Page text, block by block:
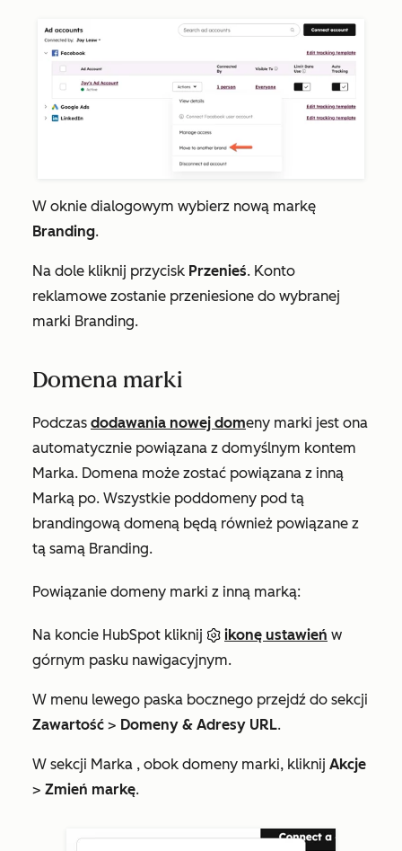
W oknie dialogowym wybierz nową markę
Branding.
Na dole kliknij przycisk Przenieś. Konto
reklamowe zostanie przeniesione do wybranej
marki Branding.
Domena marki
Podczas dodawania nowej domeny marki jest ona
automatycznie powiązana z domyślnym kontem
Marka. Domena może zostać powiązana z inną
Marką po. Wszystkie poddomeny pod tą
brandingową domeną będą również powiązane z
tą samą Branding.
Powiązanie domeny marki z inną marką:
Na koncie HubSpot kliknij ikonę ustawień w
górnym pasku nawigacyjnym.
W menu lewego paska bocznego przejdź do sekcji
Zawartość > Domeny & Adresy URL.
W sekcji Marka , obok domeny marki, kliknij Akcje
> Zmień markę.